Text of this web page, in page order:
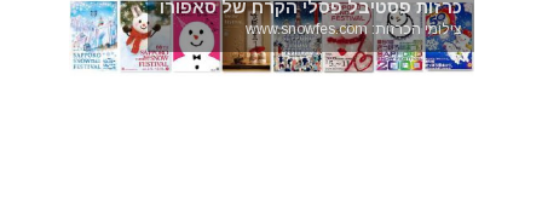
כרזות פסטיבל פסלי הקרח של סאפורו
צילומי הכרזות: www.snowfes.com